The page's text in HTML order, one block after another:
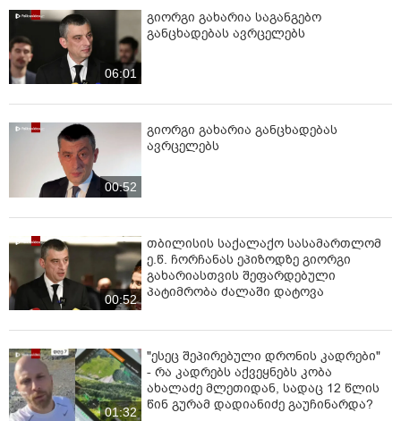
06:01
გიორგი გახარია საგანგებო
განცხადებას ავრცელებს
00:52
გიორგი გახარია განცხადებას
ავრცელებს
00:52
თბილისის საქალაქო სასამართლომ
ე.წ. ჩორჩანას ეპიზოდზე გიორგი
გახარიასთვის შეფარდებული
პატიმრობა ძალაში დატოვა
01:32
"ესეც შეპირებული დრონის კადრები"
- რა კადრებს აქვეყნებს კობა
ახალაძე მლეთიდან, სადაც 12 წლის
წინ გურამ დადიანიძე გაუჩინარდა?